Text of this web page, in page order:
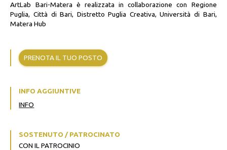
ArtLab Bari-Matera è realizzata in collaborazione con Regione
Puglia, Città di Bari, Distretto Puglia Creativa, Università di Bari,
Matera Hub
PRENOTA IL TUO POSTO
INFO AGGIUNTIVE
INFO
SOSTENUTO / PATROCINATO
CON IL PATROCINIO